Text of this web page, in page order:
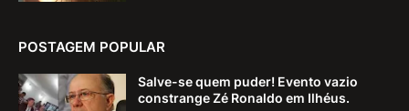
POSTAGEM POPULAR
Salve-se quem puder! Evento vazio
constrange Zé Ronaldo em Ilhéus.